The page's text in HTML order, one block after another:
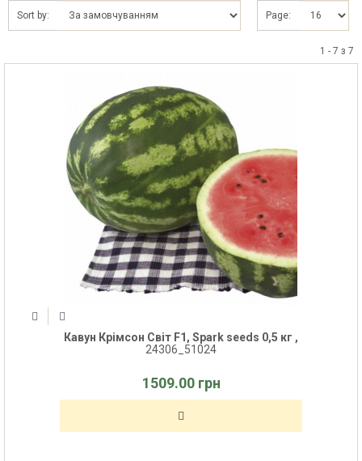
Sort by: Page:
1 - 7 з 7
Кавун Крімсон Світ F1, Spark seeds 0,5 кг ,
24306_51024
1509.00 грн